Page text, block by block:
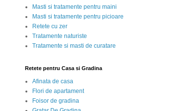
Masti si tratamente pentru maini
Masti si tratamente pentru picioare
Retete cu zer
Tratamente naturiste
Tratamente si masti de curatare
Retete pentru Casa si Gradina
Afinata de casa
Flori de apartament
Foisor de gradina